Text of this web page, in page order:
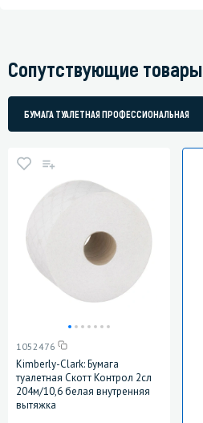
Сопутствующие товары
БУМАГА ТУАЛЕТНАЯ ПРОФЕССИОНАЛЬНАЯ
1052476
Kimberly-Clark: Бумага
туалетная Скотт Контрол 2сл
204м/10,6 белая внутренняя
вытяжка